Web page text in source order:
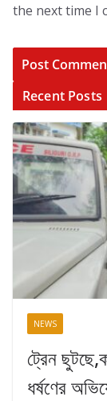
the next time I
Recent Posts
NEWS
ট্রেন
ধর্ষণের